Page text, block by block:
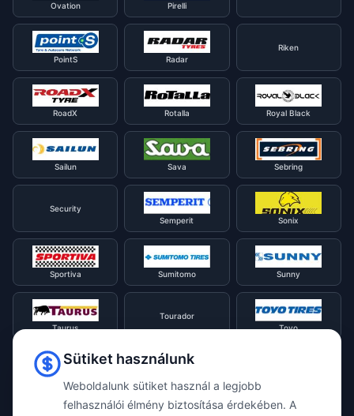
Ovation Pirelli
PointS Radar
Riken
RoadX Rotalla Royal Black
Sailun Sava Sebring
Security
Semperit
Sonix
Sportiva Sumitomo Sunny
Taurus
Tourador
Toyo
Tracmax
Triangle
Sütiket használunk
Weboldalunk sütiket használ a legjobb
felhasználói élmény biztosítása érdekében. A